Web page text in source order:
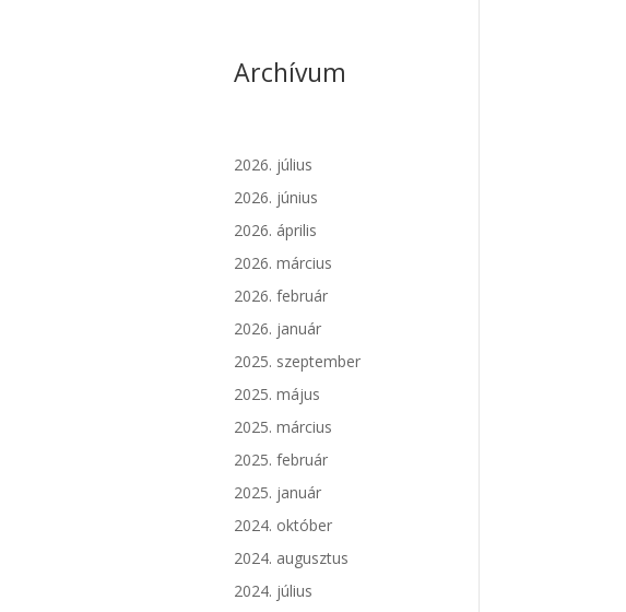
Archívum
2026. július
2026. június
2026. április
2026. március
2026. február
2026. január
2025. szeptember
2025. május
2025. március
2025. február
2025. január
2024. október
2024. augusztus
2024. július